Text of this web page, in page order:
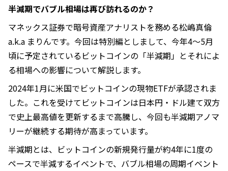
半減期でバブル相場は再び訪れるのか？
マネックス証券で暗号資産アナリストを務める松嶋真倫
a.k.a まりんです。今回は特別編としまして、今年4～5月
頃に予定されているビットコインの「半減期」とそれによ
る相場への影響について解説します。
2024年1月に米国でビットコインの現物ETFが承認されま
した。これを受けてビットコインは日本円・ドル建て双方
で史上最高値を更新するまで高騰し、今回も半減期アノマ
リーが継続する期待が高まっています。
半減期とは、ビットコインの新規発行量が約4年に1度の
ペースで半減するイベントで、バブル相場の周期イベント